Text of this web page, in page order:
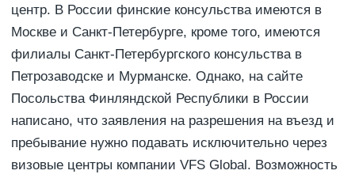
центр. В России финские консульства имеются в
Москве и Санкт-Петербурге, кроме того, имеются
филиалы Санкт-Петербургского консульства в
Петрозаводске и Мурманске. Однако, на сайте
Посольства Финляндской Республики в России
написано, что заявления на разрешения на въезд и
пребывание нужно подавать исключительно через
визовые центры компании VFS Global. Возможность